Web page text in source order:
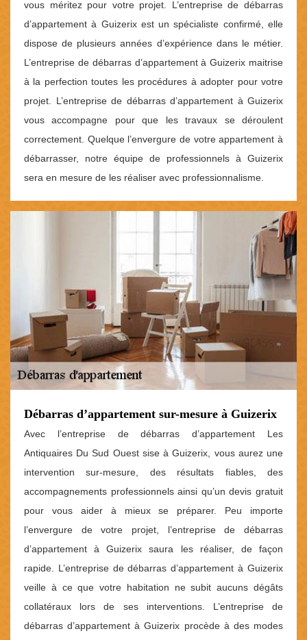
vous méritez pour votre projet. L’entreprise de débarras
d’appartement à Guizerix est un spécialiste confirmé, elle
dispose de plusieurs années d’expérience dans le métier.
L’entreprise de débarras d’appartement à Guizerix maitrise
à la perfection toutes les procédures à adopter pour votre
projet. L’entreprise de débarras d’appartement à Guizerix
vous accompagne pour que les travaux se déroulent
correctement. Quelque l’envergure de votre appartement à
débarrasser, notre équipe de professionnels à Guizerix
sera en mesure de les réaliser avec professionnalisme.
Débarras d’appartement sur-mesure à Guizerix
Avec l’entreprise de débarras d’appartement Les
Antiquaires Du Sud Ouest sise à Guizerix, vous aurez une
intervention sur-mesure, des résultats fiables, des
accompagnements professionnels ainsi qu’un devis gratuit
pour vous aider à mieux se préparer. Peu importe
l’envergure de votre projet, l’entreprise de débarras
d’appartement à Guizerix saura les réaliser, de façon
rapide. L’entreprise de débarras d’appartement à Guizerix
veille à ce que votre habitation ne subit aucuns dégâts
collatéraux lors de ses interventions. L’entreprise de
débarras d’appartement à Guizerix procède à des modes